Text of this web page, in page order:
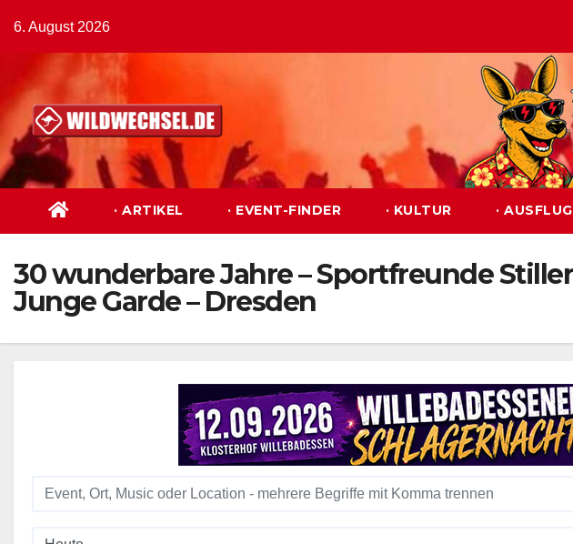
Inhalt
springen
6. August 2026
· ARTIKEL · EVENT-FINDER · KULTUR ·
30 wunderbare Jahre – Sportfreunde
Junge Garde – Dresden